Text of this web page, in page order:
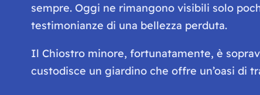
sempre. Oggi ne rimangono visibili solo
testimonianze di una bellezza perduta.
Il Chiostro minore, fortunatamente, è
custodisce un giardino che offre un’oasi di